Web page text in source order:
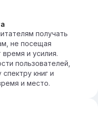
получать
не посещая
и усилия.
пользователей,
книг и
и место.